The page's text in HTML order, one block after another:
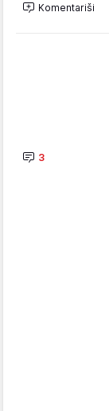
Komentariši
3